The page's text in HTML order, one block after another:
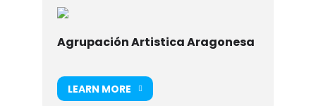
Agrupación Artistica Aragonesa
LEARN MORE